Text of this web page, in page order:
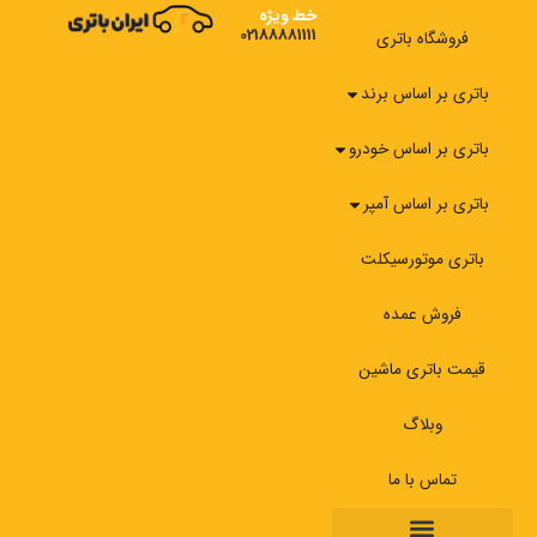
فروشگاه باتری
باتری بر اساس برند
باتری بر اساس خودرو
باتری بر اساس آمپر
باتری موتورسیکلت
فروش عمده
قیمت باتری ماشین
وبلاگ
تماس با ما
خط ویژه
02188881111